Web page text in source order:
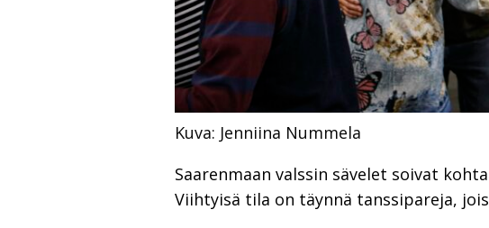
Kuva: Jenniina Nummela
Saarenmaan valssin sävelet soivat
Viihtyisä tila on täynnä tanssipareja,